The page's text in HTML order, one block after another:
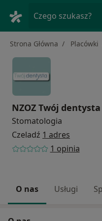
Czego szukasz?
Strona Główna Placówki
NZOZ Twój dentysta
Stomatologia
Czeladź 1 adres
1 opinia
O nas Usługi